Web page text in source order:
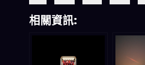
相關資訊: